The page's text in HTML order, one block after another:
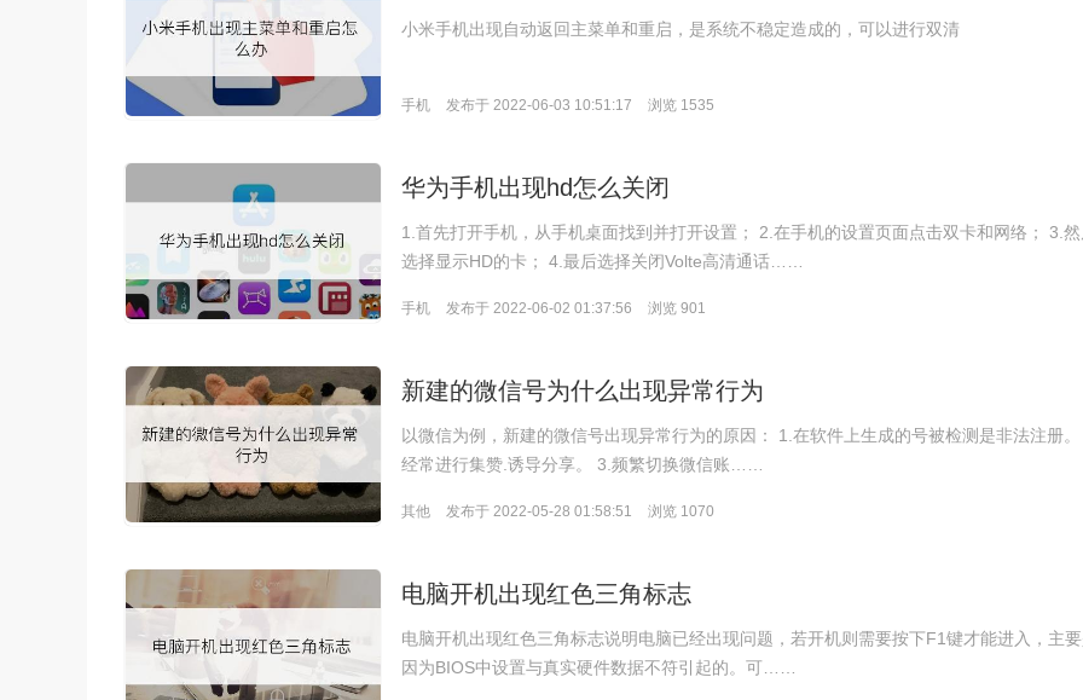
小米手机出现自动返回主菜单和重启，是系统不稳定造成的，可以进行双清
手机 发布于 2022-06-03 10:51:17 浏览 1535
华为手机出现hd怎么关闭
1.首先打开手机，从手机桌面找到并打开设置； 2.在手机的设置页面点击双卡和网络； 3.
选择显示HD的卡； 4.最后选择关闭Volte高清通话……
手机 发布于 2022-06-02 01:37:56 浏览 901
新建的微信号为什么出现异常行为
以微信为例，新建的微信号出现异常行为的原因： 1.在软件上生成的号被检测是非法注册
经常进行集赞.诱导分享。 3.频繁切换微信账……
其他 发布于 2022-05-28 01:58:51 浏览 1070
电脑开机出现红色三角标志
电脑开机出现红色三角标志说明电脑已经出现问题，若开机则需要按下F1键才能进入，主
因为BIOS中设置与真实硬件数据不符引起的。可……